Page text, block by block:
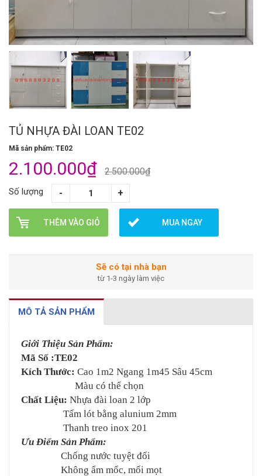
TỦ NHỰA ĐÀI LOAN TE02
Mã sản phẩm: TE02
2.100.000₫ 2.500.000₫
Số lượng
THÊM VÀO GIỎ MUA NGAY
Sẽ có tại nhà bạn
từ 1-3 ngày làm việc
MÔ TẢ SẢN PHẨM
Giới Thiệu Sản Phẩm:
Mã Số :TE02
Kích Thước: Cao 1m2 Ngang 1m45 Sâu 45cm
Màu có thể chọn
Chất Liệu: Nhựa đài loan 2 lớp
Tấm lót bằng alunium 2mm
Thanh treo inox 201
Ưu Điểm Sản Phẩm:
Chống nước tuyệt đối
Không ẩm mốc, mối mọt